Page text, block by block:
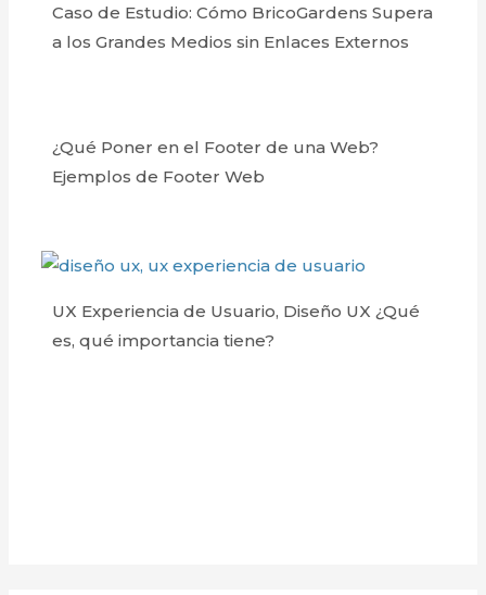
Caso de Estudio: Cómo BricoGardens Supera
a los Grandes Medios sin Enlaces Externos
¿Qué Poner en el Footer de una Web?
Ejemplos de Footer Web
UX Experiencia de Usuario, Diseño UX ¿Qué
es, qué importancia tiene?